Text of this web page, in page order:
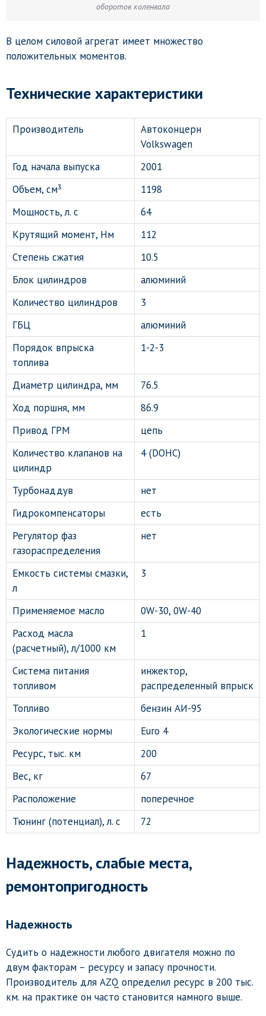
оборотов коленвала
В целом силовой агрегат имеет множество
положительных моментов.
Технические характеристики
Производитель
Автоконцерн
Volkswagen
Год начала выпуска
2001
Объем, см³
1198
Мощность, л. с
64
Крутящий момент, Нм
112
Степень сжатия
10.5
Блок цилиндров
алюминий
Количество цилиндров
3
ГБЦ
алюминий
Порядок впрыска
топлива
1-2-3
Диаметр цилиндра, мм
76.5
Ход поршня, мм
86.9
Привод ГРМ
цепь
Количество клапанов на
цилиндр
4 (DOHC)
Турбонаддув
нет
Гидрокомпенсаторы
есть
Регулятор фаз
газораспределения
нет
Емкость системы смазки,
л
3
Применяемое масло
0W-30, 0W-40
Расход масла
(расчетный), л/1000 км
1
Система питания
топливом
инжектор,
распределенный впрыск
Топливо
бензин АИ-95
Экологические нормы
Euro 4
Ресурс, тыс. км
200
Вес, кг
67
Расположение
поперечное
Тюнинг (потенциал), л. с
72
Надежность, слабые места,
ремонтопригодность
Надежность
Судить о надежности любого двигателя можно по
двум факторам – ресурсу и запасу прочности.
Производитель для AZQ определил ресурс в 200 тыс.
км. на практике он часто становится намного выше.